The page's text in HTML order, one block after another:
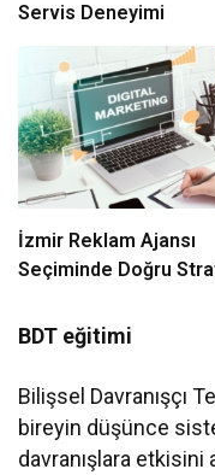
Servis Deneyimi
İzmir Reklam Ajansı
Seçiminde Doğru
BDT eğitimi
Bilişsel Davranışçı
bireyin düşünce
davranışlara